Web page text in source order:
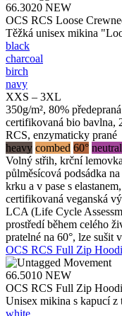
66.3020 NEW
OCS RCS Loose
Těžká unisex mikina
black
charcoal
birch
navy
XXS – 3XL
350g/m², 80%
certifikovaná bio bavlna,
RCS, enzymaticky prané
heavy combed 60°
Volný střih, krční
půlměsícová podsádka
krku a v pase s
certifikovaná veganská
LCA (Life Cycle
prostředí během celého
pratelné na 60°, lze sušit
OCS RCS Full Zip
66.5010 NEW
OCS RCS Full Zip
Unisex mikina s kapucí z
white